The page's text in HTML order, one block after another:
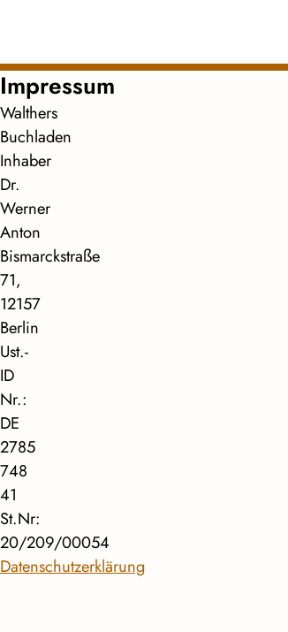
Impressum
Walthers
Buchladen
Inhaber
Dr.
Werner
Anton
Bismarckstraße
71,
12157
Berlin
Ust.-
ID
Nr.:
DE
2785
748
41
St.Nr:
20/209/00054
Datenschutzerklärung